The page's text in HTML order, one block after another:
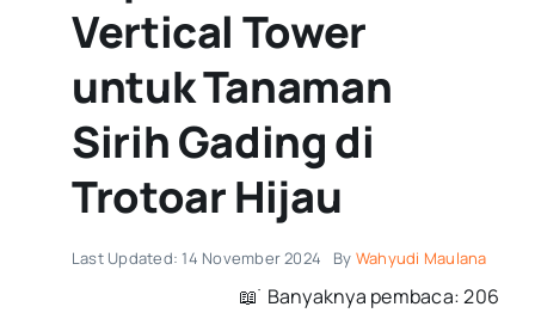
Vertical Tower
untuk Tanaman
Sirih Gading di
Trotoar Hijau
Last Updated: 14 November 2024 By Wahyudi Maulana
📖 ࣪ Banyaknya pembaca: 206